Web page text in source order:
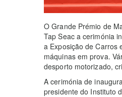
O Grande Prémio de
Tap Seac a cerimónia
a Exposição de Carros
máquinas em prova.
desporto motorizado,
A cerimónia de
presidente do Instituto